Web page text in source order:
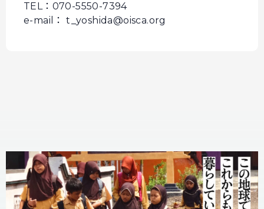
TEL：070-5550-7394
e-mail： t_yoshida@oisca.org